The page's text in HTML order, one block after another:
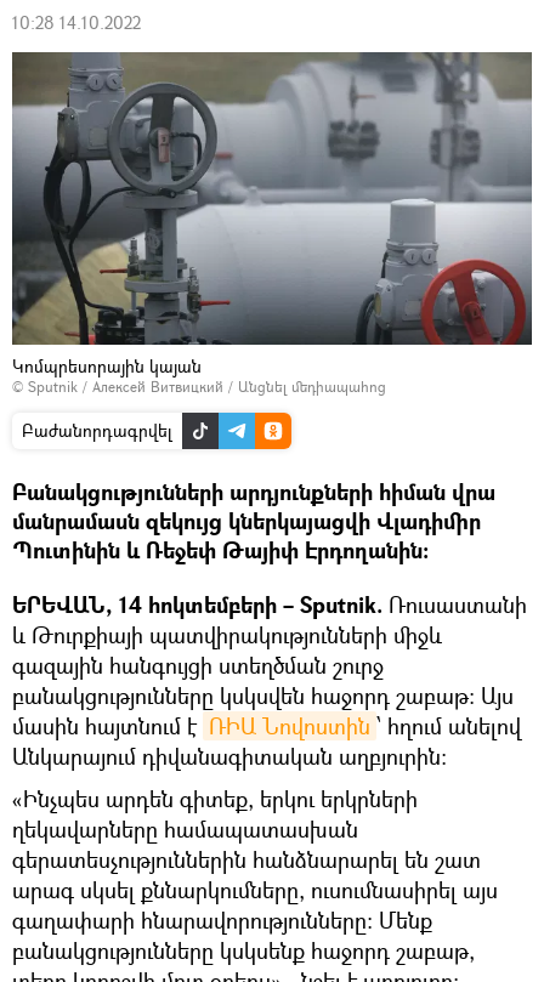
10:28 14.10.2022
Կոմպրեսորային կայան
© Sputnik / Алексей Витвицкий / Անցնել մեդիապահոց
Բաժանորդագրվել
Բանակցությունների արդյունքների հիման վրա
մանրամասն զեկույց կներկայացվի Վլադիմիր
Պուտինին և Ռեջեփ Թայիփ Էրդողանին։
ԵՐԵՎԱՆ, 14 հոկտեմբերի – Sputnik. Ռուսաստանի
և Թուրքիայի պատվիրակությունների միջև
գազային հանգույցի ստեղծման շուրջ
բանակցությունները կսկսվեն հաջորդ շաբաթ։ Այս
մասին հայտնում է ՌԻԱ Նովոստին ՝ հղում անելով
Անկարայում դիվանագիտական աղբյուրին։
«Ինչպես արդեն գիտեք, երկու երկրների
ղեկավարները համապատասխան
գերատեսչություններին հանձնարարել են շատ
արագ սկսել քննարկումները, ուսումնասիրել այս
գաղափարի հնարավորությունները։ Մենք
բանակցությունները կսկսենք հաջորդ շաբաթ,